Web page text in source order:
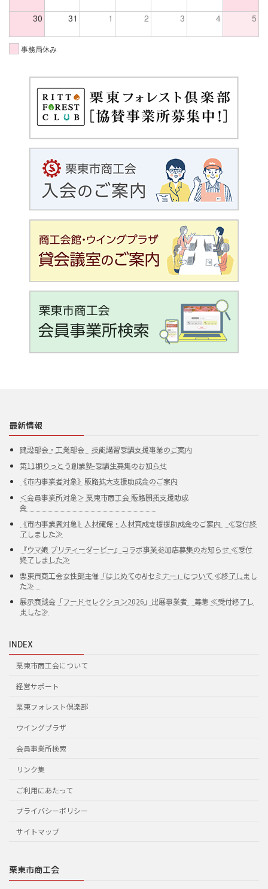
30 31 1 2 3 4 5
事務局休み
最新情報
建設部会・工業部会 技能講習受講支援事業のご案内
第11期りっとう創業塾-受講生募集のお知らせ
《市内事業者対象》販路拡大支援助成金のご案内
＜会員事業所対象＞ 栗東市商工会 販路開拓支援助成
金
《市内事業者対象》人材確保・人材育成支援援助成金のご案内 ≪受付終
了しました≫
『ウマ娘 プリティーダービー』コラボ事業参加店募集のお知らせ ≪受付
終了しました≫
栗東市商工会女性部主催「はじめてのAIセミナー」について ≪終了しまし
た≫
展示商談会「フードセレクション2026」出展事業者 募集 ≪受付終了し
ました≫
INDEX
栗東市商工会について
経営サポート
栗東フォレスト倶楽部
ウイングプラザ
会員事業所検索
リンク集
ご利用にあたって
プライバシーポリシー
サイトマップ
栗東市商工会